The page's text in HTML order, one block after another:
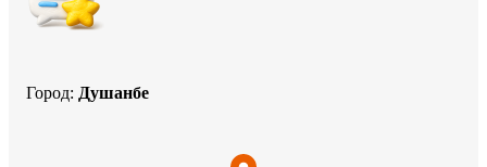
Город: Душанбе